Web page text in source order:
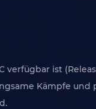
verfügbar ist
Kämpfe und